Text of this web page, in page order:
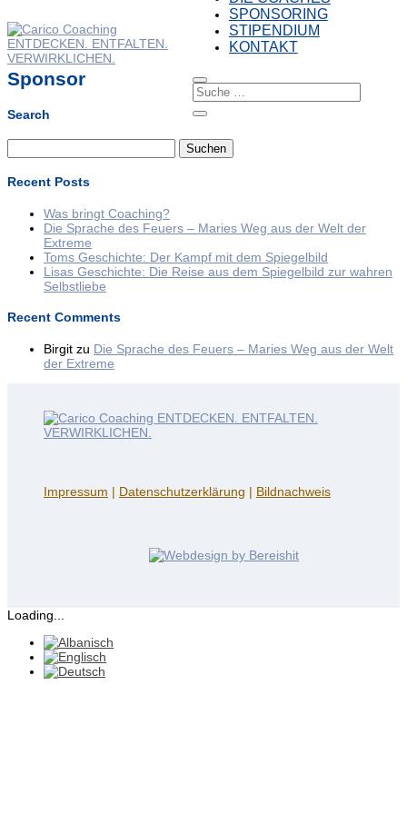
SPONSORING
STIPENDIUM
KONTAKT
Sponsor
Search
nach:
Recent Posts
Was bringt Coaching?
Die Sprache des Feuers – Maries Weg aus der Welt der
Extreme
Toms Geschichte: Der Kampf mit dem Spiegelbild
Lisas Geschichte: Die Reise aus dem Spiegelbild zur wahren
Selbstliebe
Recent Comments
Birgit zu Die Sprache des Feuers – Maries Weg aus der Welt
der Extreme
Impressum | Datenschutzerklärung | Bildnachweis
Loading...